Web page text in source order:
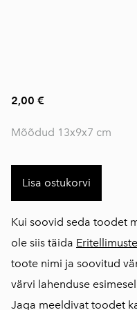
2,00 €
Mõõdud 13x9x7 cm
Lisa ostukorvi
Kui soovid seda toodet
ole siis täida Eritellimuste
toote nimi ja soovitud
värvi lahenduse
Jaga meeldivat toodet